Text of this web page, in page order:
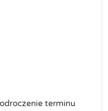
terminu